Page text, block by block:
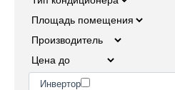
Инвертор